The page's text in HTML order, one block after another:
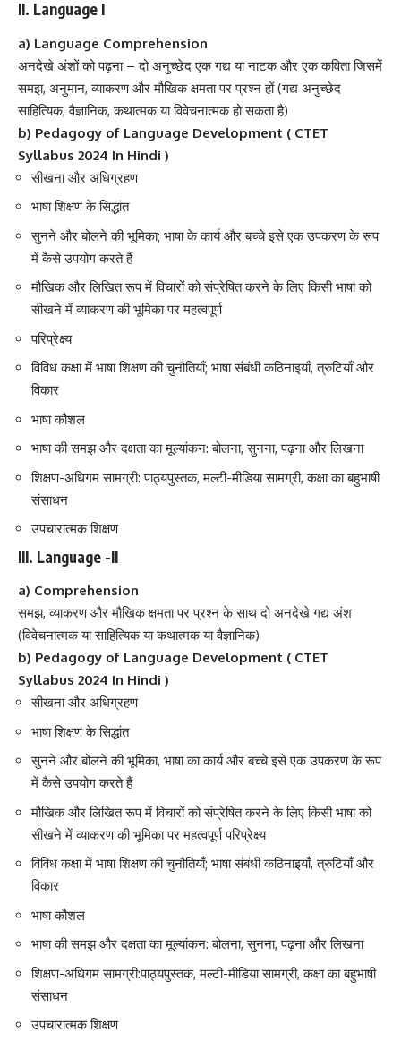
II. Language I
a) Language Comprehension
अनदेखे अंशों को पढ़ना – दो अनुच्छेद एक गद्य या नाटक और एक कविता जिसमें
समझ, अनुमान, व्याकरण और मौखिक क्षमता पर प्रश्न हों (गद्य अनुच्छेद
साहित्यिक, वैज्ञानिक, कथात्मक या विवेचनात्मक हो सकता है)
b) Pedagogy of Language Development ( CTET
Syllabus 2024 In Hindi )
सीखना और अधिग्रहण
भाषा शिक्षण के सिद्धांत
सुनने और बोलने की भूमिका; भाषा के कार्य और बच्चे इसे एक उपकरण के रूप
में कैसे उपयोग करते हैं
मौखिक और लिखित रूप में विचारों को संप्रेषित करने के लिए किसी भाषा को
सीखने में व्याकरण की भूमिका पर महत्वपूर्ण
परिप्रेक्ष्य
विविध कक्षा में भाषा शिक्षण की चुनौतियाँ; भाषा संबंधी कठिनाइयाँ, त्रुटियाँ और
विकार
भाषा कौशल
भाषा की समझ और दक्षता का मूल्यांकन: बोलना, सुनना, पढ़ना और लिखना
शिक्षण-अधिगम सामग्री: पाठ्यपुस्तक, मल्टी-मीडिया सामग्री, कक्षा का बहुभाषी
संसाधन
उपचारात्मक शिक्षण
III. Language -II
a) Comprehension
समझ, व्याकरण और मौखिक क्षमता पर प्रश्न के साथ दो अनदेखे गद्य अंश
(विवेचनात्मक या साहित्यिक या कथात्मक या वैज्ञानिक)
b) Pedagogy of Language Development ( CTET
Syllabus 2024 In Hindi )
सीखना और अधिग्रहण
भाषा शिक्षण के सिद्धांत
सुनने और बोलने की भूमिका, भाषा का कार्य और बच्चे इसे एक उपकरण के रूप
में कैसे उपयोग करते हैं
मौखिक और लिखित रूप में विचारों को संप्रेषित करने के लिए किसी भाषा को
सीखने में व्याकरण की भूमिका पर महत्वपूर्ण परिप्रेक्ष्य
विविध कक्षा में भाषा शिक्षण की चुनौतियाँ; भाषा संबंधी कठिनाइयाँ, त्रुटियाँ और
विकार
भाषा कौशल
भाषा की समझ और दक्षता का मूल्यांकन: बोलना, सुनना, पढ़ना और लिखना
शिक्षण-अधिगम सामग्री:पाठ्यपुस्तक, मल्टी-मीडिया सामग्री, कक्षा का बहुभाषी
संसाधन
उपचारात्मक शिक्षण